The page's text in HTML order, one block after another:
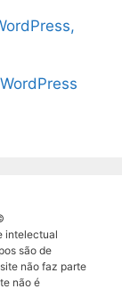
intelectual
são de
não faz parte
não é